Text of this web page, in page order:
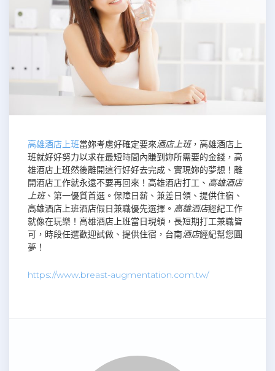
高雄酒店上班當妳考慮好確定要來酒店上班，高雄酒店上
班就好好努力以求在最短時間內賺到妳所需要的金錢，高
雄酒店上班然後離開這行好好去完成、實現妳的夢想！離
開酒店工作就永遠不要再回來！高雄酒店打工、 高雄酒店
上班、第一優質首選。保障日薪、兼差日領、提供住宿、
高雄酒店上班酒店假日兼職優先選擇。 高雄酒店經紀工作
就像在玩樂！高雄酒店上班當日現領，長短期打工兼職皆
可，時段任選歡迎試做、提供住宿，台南酒店經紀幫您圓
夢！
https://www.breast-augmentation.com.tw/